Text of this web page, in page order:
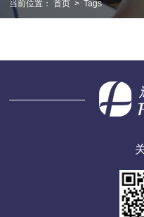
当前位置： 首页 > Tags